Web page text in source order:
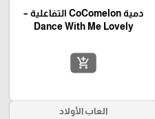
دمية CoComelon التفاعلية –
Dance With Me Lovely
add_shopping_cart
العاب الأولاد